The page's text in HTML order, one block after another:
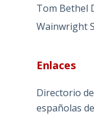
Tom Bethel
Wainwright
Enlaces
Directorio
españolas